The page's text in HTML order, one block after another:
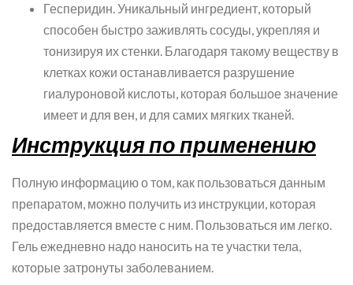
Гесперидин. Уникальный ингредиент, который
способен быстро заживлять сосуды, укрепляя и
тонизируя их стенки. Благодаря такому веществу в
клетках кожи останавливается разрушение
гиалуроновой кислоты, которая большое значение
имеет и для вен, и для самих мягких тканей.
Инструкция по применению
Полную информацию о том, как пользоваться данным
препаратом, можно получить из инструкции, которая
предоставляется вместе с ним. Пользоваться им легко.
Гель ежедневно надо наносить на те участки тела,
которые затронуты заболеванием.